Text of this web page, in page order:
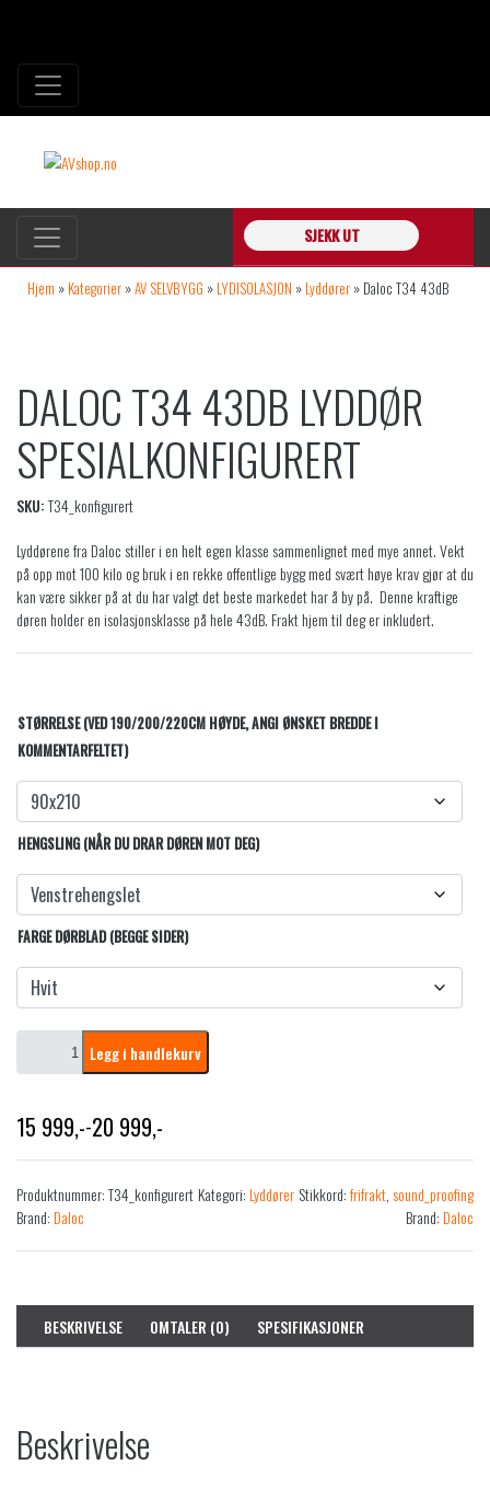
SJEKK UT
Hjem » Kategorier »AV SELVBYGG » LYDISOLASJON » Lyddører » Daloc T34 43dB
DALOC T34 43DB LYDDØR
SPESIALKONFIGURERT
SKU:T34_konfigurert
Lyddørene fra Daloc stiller i en helt egen klasse sammenlignet med mye annet. Vekt
på opp mot 100 kilo og bruk i en rekke offentlige bygg med svært høye krav gjør at du
kan være sikker på at du har valgt det beste markedet har å by på. Denne kraftige
døren holder en isolasjonsklasse på hele 43dB. Frakt hjem til deg er inkludert.
15 999,--20 999,-
Prisområde: 15 999,- til 20 999,-
STØRRELSE (VED 190/200/220CM HØYDE, ANGI ØNSKET BREDDE I
KOMMENTARFELTET)
HENGSLING (NÅR DU DRAR DØREN MOT DEG)
FARGE DØRBLAD (BEGGE SIDER)
c
T
4
4
3
r
S
Legg i handlekurv
Produktnummer:T34_konfigurert Kategori:Lyddører Stikkord:frifrakt,sound_proofing
Brand:Daloc Brand:Daloc
BESKRIVELSE OMTALER (0) SPESIFIKASJONER
Beskrivelse